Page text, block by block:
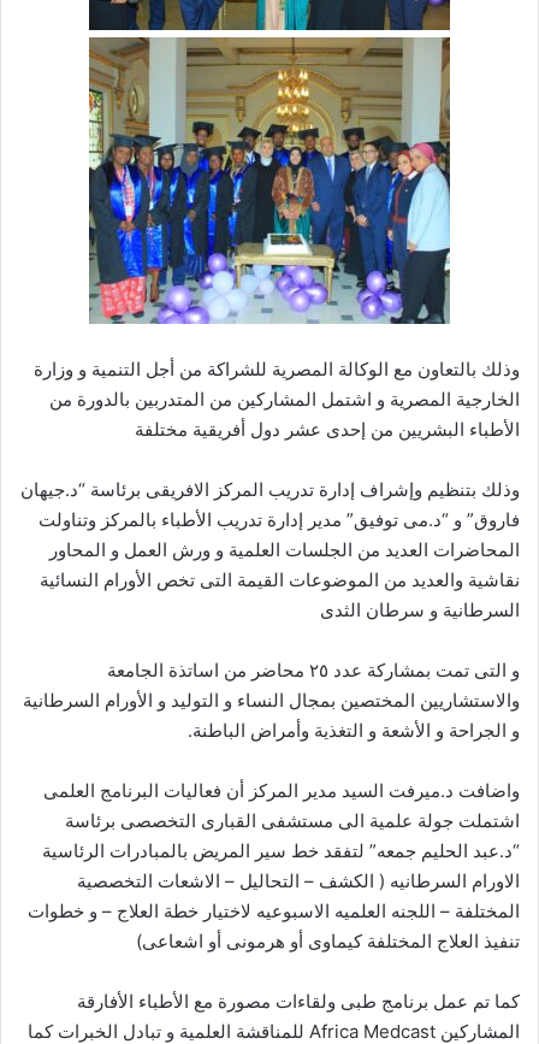
وذلك بالتعاون مع الوكالة المصرية للشراكة من أجل التنمية و وزارة
الخارجية المصرية و اشتمل المشاركين من المتدربين بالدورة من
الأطباء البشريين من إحدى عشر دول أفريقية مختلفة
وذلك بتنظيم وإشراف إدارة تدريب المركز الافريقى برئاسة “د.جيهان
فاروق” و “د.مى توفيق” مدير إدارة تدريب الأطباء بالمركز وتناولت
المحاضرات العديد من الجلسات العلمية و ورش العمل و المحاور
نقاشية والعديد من الموضوعات القيمة التى تخص الأورام النسائية
السرطانية و سرطان الثدى
و التى تمت بمشاركة عدد ٢٥ محاضر من اساتذة الجامعة
والاستشاريين المختصين بمجال النساء و التوليد و الأورام السرطانية
و الجراحة و الأشعة و التغذية وأمراض الباطنة.
واضافت د.ميرفت السيد مدير المركز أن فعاليات البرنامج العلمى
اشتملت جولة علمية الى مستشفى القبارى التخصصى برئاسة
“د.عبد الحليم جمعه” لتفقد خط سير المريض بالمبادرات الرئاسية
الاورام السرطانيه ( الكشف – التحاليل – الاشعات التخصصية
المختلفة – اللجنه العلميه الاسبوعيه لاختيار خطة العلاج – و خطوات
تنفيذ العلاج المختلفة كيماوى أو هرمونى أو اشعاعى)
كما تم عمل برنامج طبى ولقاءات مصورة مع الأطباء الأفارقة
المشاركين Africa Medcast للمناقشة العلمية و تبادل الخبرات كما